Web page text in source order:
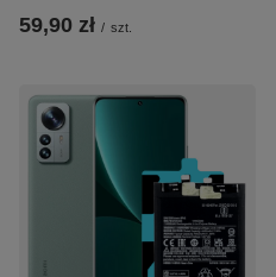
59,90 zł / szt.